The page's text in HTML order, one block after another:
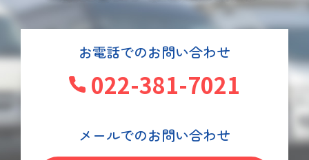
お電話でのお問い合わせ
022-381-7021
メールでのお問い合わせ